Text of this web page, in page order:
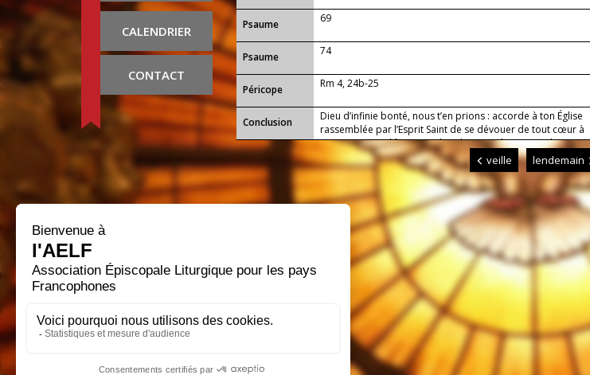
CALENDRIER
CONTACT
Psaume 69
Psaume 74
Péricope Rm 4, 24b-25
Conclusion
Dieu d’infinie bonté, nous t’en prions : accorde à ton Église
rassemblée par l’Esprit Saint de se dévouer de tout cœur à
ton service, et d’être unie dans l’accomplissement de ta
volonté.
veille lendemain